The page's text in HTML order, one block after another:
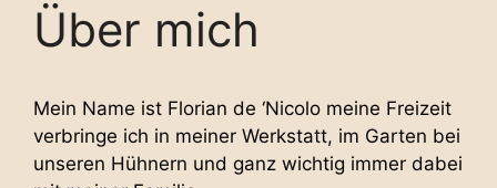
Über mich
Mein Name ist Florian de ‘Nicolo meine Freizeit
verbringe ich in meiner Werkstatt, im Garten bei
unseren Hühnern und ganz wichtig immer dabei